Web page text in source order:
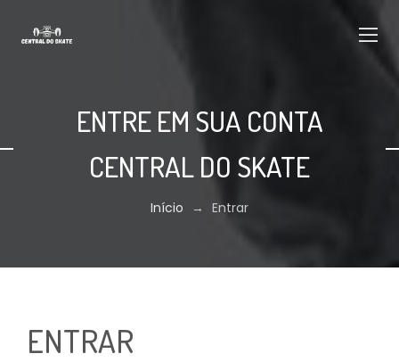
ENTRE EM SUA CONTA
CENTRAL DO SKATE
Início → Entrar
ENTRAR